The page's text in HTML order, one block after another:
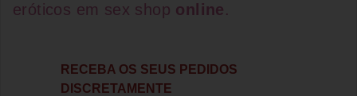
eróticos em sex shop online.
RECEBA OS SEUS PEDIDOS
DISCRETAMENTE